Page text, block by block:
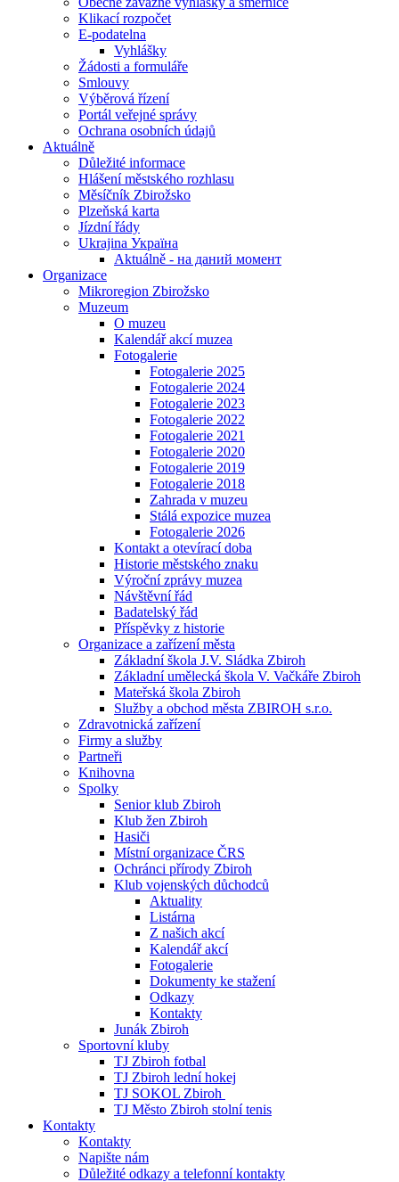
Klikací rozpočet
E-podatelna
Vyhlášky
Žádosti a formuláře
Smlouvy
Výběrová řízení
Portál veřejné správy
Ochrana osobních údajů
Aktuálně
Důležité informace
Hlášení městského rozhlasu
Měsíčník Zbirožsko
Plzeňská karta
Jízdní řády
Ukrajina Україна
Aktuálně - на даний момент
Organizace
Mikroregion Zbirožsko
Muzeum
O muzeu
Kalendář akcí muzea
Fotogalerie
Fotogalerie 2025
Fotogalerie 2024
Fotogalerie 2023
Fotogalerie 2022
Fotogalerie 2021
Fotogalerie 2020
Fotogalerie 2019
Fotogalerie 2018
Zahrada v muzeu
Stálá expozice muzea
Fotogalerie 2026
Kontakt a otevírací doba
Historie městského znaku
Výroční zprávy muzea
Návštěvní řád
Badatelský řád
Příspěvky z historie
Organizace a zařízení města
Základní škola J.V. Sládka Zbiroh
Základní umělecká škola V. Vačkáře Zbiroh
Mateřská škola Zbiroh
Služby a obchod města ZBIROH s.r.o.
Zdravotnická zařízení
Firmy a služby
Partneři
Knihovna
Spolky
Senior klub Zbiroh
Klub žen Zbiroh
Hasiči
Místní organizace ČRS
Ochránci přírody Zbiroh
Klub vojenských důchodců
Aktuality
Listárna
Z našich akcí
Kalendář akcí
Fotogalerie
Dokumenty ke stažení
Odkazy
Kontakty
Junák Zbiroh
Sportovní kluby
TJ Zbiroh fotbal
TJ Zbiroh lední hokej
TJ SOKOL Zbiroh
TJ Město Zbiroh stolní tenis
Kontakty
Kontakty
Napište nám
Důležité odkazy a telefonní kontakty